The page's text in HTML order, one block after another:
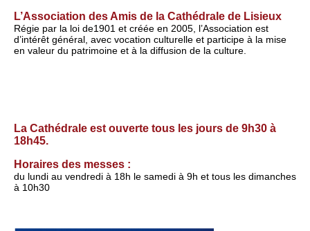
L’Association des Amis de la Cathédrale de Lisieux
Régie par la loi de1901 et créée en 2005, l’Association est
d’intérêt général, avec vocation culturelle et participe à la mise
en valeur du patrimoine et à la diffusion de la culture.
La Cathédrale est ouverte tous les jours de 9h30 à
18h45.
Horaires des messes :
du lundi au vendredi à 18h le samedi à 9h et tous les dimanches
à 10h30